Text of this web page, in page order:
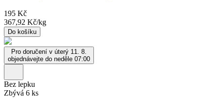
195 Kč
367,92 Kč/kg
Do košíku
Pro doručení v úterý 11. 8.
objednávejte do neděle 07:00
Bez lepku
Zbývá 6 ks